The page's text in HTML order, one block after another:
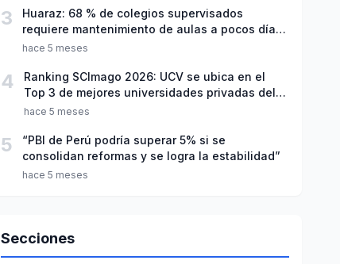
3
Huaraz: 68 % de colegios supervisados
requiere mantenimiento de aulas a pocos días
de inicio del año escolar 2026
hace 5 meses
4
Ranking SCImago 2026: UCV se ubica en el
Top 3 de mejores universidades privadas del
Perú
hace 5 meses
5
“PBI de Perú podría superar 5% si se
consolidan reformas y se logra la estabilidad”
hace 5 meses
Secciones